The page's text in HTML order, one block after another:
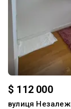
$ 112 000
вулиця